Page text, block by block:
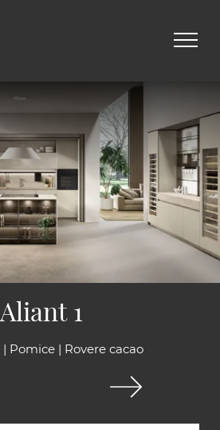
Pomice | Rovere cacao
Aliant 1